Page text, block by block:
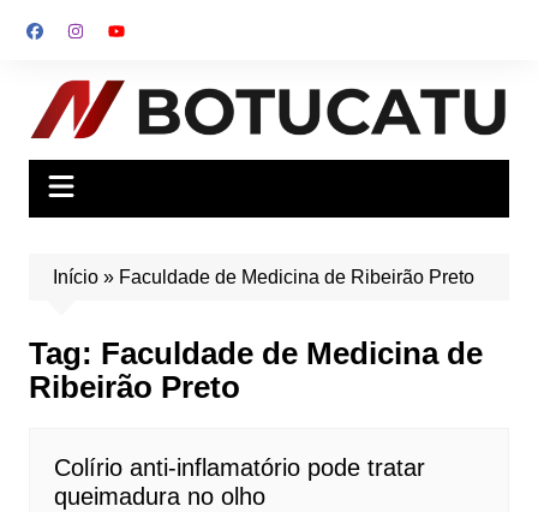
para
conteúdo
Início» Faculdade de Medicina de Ribeirão Preto
Tag: Faculdade de Medicina de
Ribeirão Preto
Colírio anti-inflamatório pode tratar
queimadura no olho